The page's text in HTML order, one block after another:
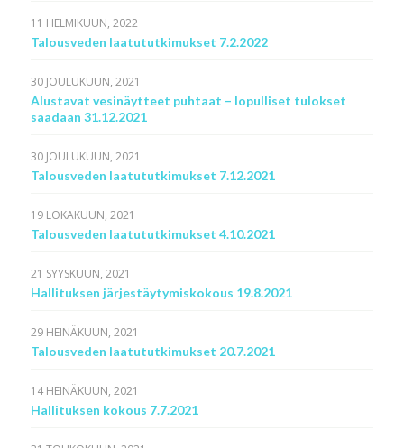
11 HELMIKUUN, 2022
Talousveden laatututkimukset 7.2.2022
30 JOULUKUUN, 2021
Alustavat vesinäytteet puhtaat – lopulliset tulokset
saadaan 31.12.2021
30 JOULUKUUN, 2021
Talousveden laatututkimukset 7.12.2021
19 LOKAKUUN, 2021
Talousveden laatututkimukset 4.10.2021
21 SYYSKUUN, 2021
Hallituksen järjestäytymiskokous 19.8.2021
29 HEINÄKUUN, 2021
Talousveden laatututkimukset 20.7.2021
14 HEINÄKUUN, 2021
Hallituksen kokous 7.7.2021